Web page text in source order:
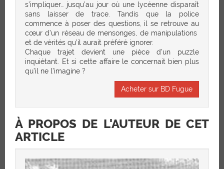
s’impliquer… jusqu’au jour où une lycéenne disparaît
sans laisser de trace. Tandis que la police
commence à poser des questions, il se retrouve au
cœur d’un réseau de mensonges, de manipulations
et de vérités qu’il aurait préféré ignorer.
Chaque trajet devient une pièce d’un puzzle
inquiétant. Et si cette affaire le concernait bien plus
qu’il ne l’imagine ?
Acheter sur BD Fugue
À PROPOS DE L'AUTEUR DE CET
ARTICLE